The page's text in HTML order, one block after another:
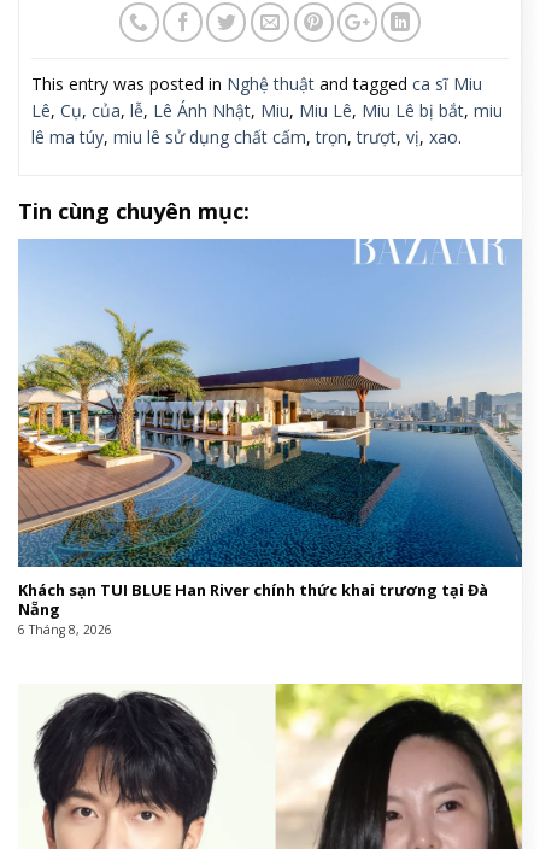
This entry was posted in Nghệ thuật and tagged ca sĩ Miu
Lê, Cụ, của, lễ, Lê Ánh Nhật, Miu, Miu Lê, Miu Lê bị bắt, miu
lê ma túy, miu lê sử dụng chất cấm,trọn,trượt, vị, xao.
Tin cùng chuyên mục:
Khách sạn TUI BLUE Han River chính thức khai trương tại Đà
Nẵng
6 Tháng 8, 2026